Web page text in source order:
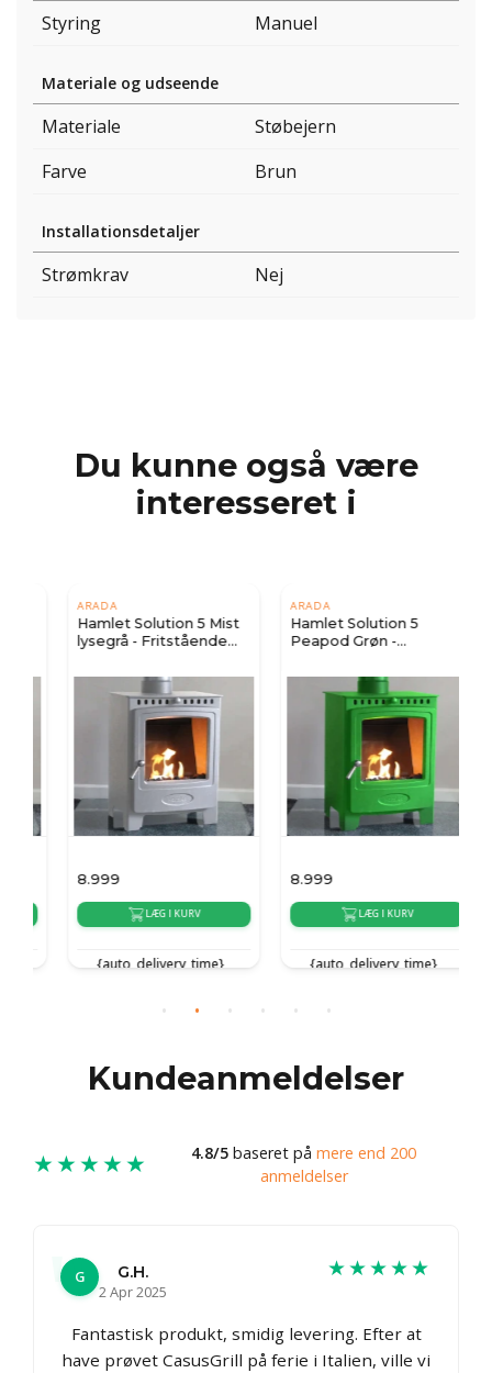
Styring Manuel
Materiale og udseende
Materiale
Støbejern
Farve
Brun
Installationsdetaljer
Strømkrav Nej
Du kunne også være
interesseret i
ARADA
Hamlet Solution 5 Mist
lysegrå - Fritstående
8.999
LÆG I KURV
{auto_delivery_time}
ARADA
Hamlet Solution 5
Peapod Grøn -
8.999
LÆG I KURV
{auto_delivery_time}
Kundeanmeldelser
★★★★★ 4.8/5 baseret på mere end 200
anmeldelser
G
G.H.
2 Apr 2025
★★★★★
Fantastisk produkt, smidig levering. Efter at
have prøvet CasusGrill på ferie i Italien, ville vi